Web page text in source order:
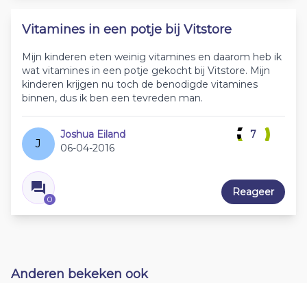
Vitamines in een potje bij Vitstore
Mijn kinderen eten weinig vitamines en daarom heb ik
wat vitamines in een potje gekocht bij Vitstore. Mijn
kinderen krijgen nu toch de benodigde vitamines
binnen, dus ik ben een tevreden man.
J
Joshua Eiland
06-04-2016
0
7
Reageer
Anderen bekeken ook